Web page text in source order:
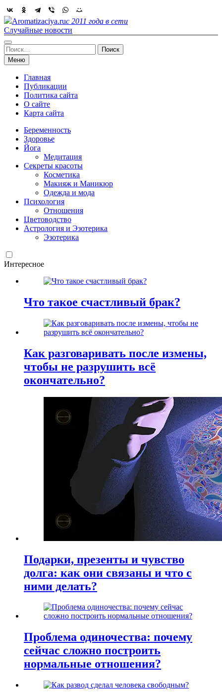
Skip
to
content
Aromatizaciya.ruс 2011 года в сети
Случайные новости
Найти:
Меню
Главная
Публикации
Политика сайта
О сайте
Карта сайта
Беременность
Здоровье
Йога
Медитация
Секреты красоты
Косметика
Макияж и Маникюр
Одежда и мода
Психология
Отношения
Цветоводство
Астрология и Эзотерика
Эзотерика
Интересное
Что такое счастливый брак?
Как разговаривать после измены,
чтобы не разрушить всё
окончательно?
Подарки, презенты и чувство
долга: как они связаны и что с
ними делать?
Проблема одиночества: почему
сейчас сложно построить
нормальные отношения?